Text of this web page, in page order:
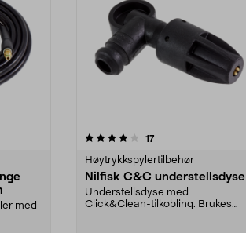
med
17anmeldelser
Høytrykkspylertilbehør
Nilfisk C&C understellsdyse
Understellsdyse med
Click&Clean-tilkobling. Brukes
4.0av 5 stjerner